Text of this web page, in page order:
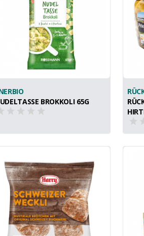
BROKKOLI 65G